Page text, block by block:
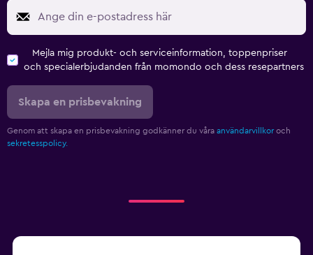
Mejla mig produkt- och serviceinformation, toppenpriser
och specialerbjudanden från momondo och dess resepartners
Skapa en prisbevakning
Genom att skapa en prisbevakning godkänner du våra användarvillkor och
sekretesspolicy.